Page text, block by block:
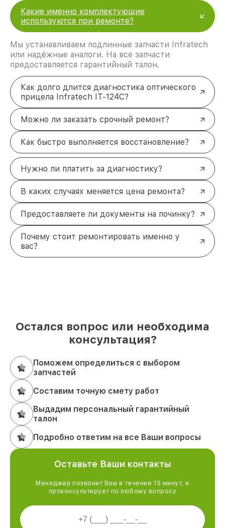
Какие именно комплектующие
используются при ремонте?
Мы устанавливаем подлинные запчасти Infratech
или надёжные аналоги. На все запчасти
предоставляется гарантийный талон.
Как долго длится диагностика оптического
прицела Infratech IT-124C?
Можно ли заказать срочный ремонт?
Как быстро выполняется восстановление?
Нужно ли платить за диагностику?
В каких случаях меняется цена ремонта?
Предоставляете ли документы на починку?
Почему стоит ремонтировать именно у
вас?
Остался вопрос или необходима
консультация?
Поможем определиться с выбором
запчастей
Составим точную смету работ
Выдадим персональный гарантийный
талон
Подробно ответим на все Ваши вопросы
Оставьте Ваши контакты
Менеджер позвонит Вам в течение 15 минут, и
проконсультирует по любому вопросу